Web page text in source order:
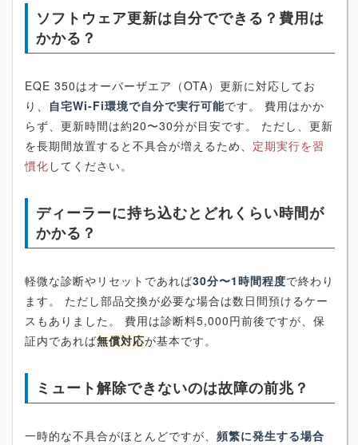
ソフトウェア更新は自分でできる？費用は
かかる？
EQE 350はオーバーザエア（OTA）更新に対応してお
り、 自宅Wi-Fi環境で自分で実行可能です。 費用はかか
らず、更新時間は約20〜30分が目安です。 ただし、更新
を長期間放置すると不具合が増えるため、 定期実行を習
慣化 してください。
ディーラーに持ち込むとどれくらい時間が
かかる？
軽微な診断やリセットであれば30分〜1時間程度で終わり
ます。 ただし部品交換が必要な場合は数日間預けるケー
スもありました。 費用は診断料5,000円前後ですが、保
証内であれば無償対応が基本です。
ミュート解除できないのは故障の前兆？
一時的な不具合がほとんどですが、 頻繁に発生する場合